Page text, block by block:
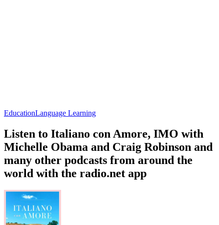
EducationLanguage Learning
Listen to Italiano con Amore, IMO with
Michelle Obama and Craig Robinson and
many other podcasts from around the
world with the radio.net app